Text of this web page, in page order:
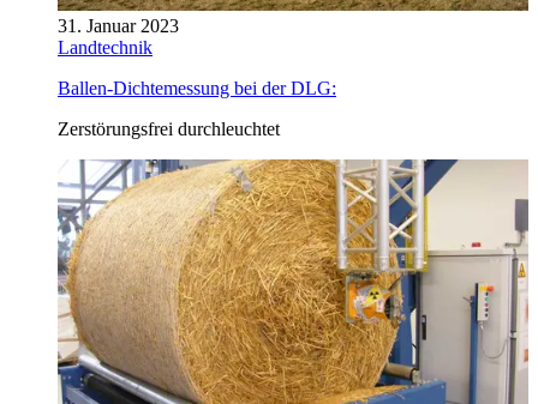
31. Januar 2023
Landtechnik
Ballen-Dichtemessung bei der DLG:
Zerstörungsfrei durchleuchtet